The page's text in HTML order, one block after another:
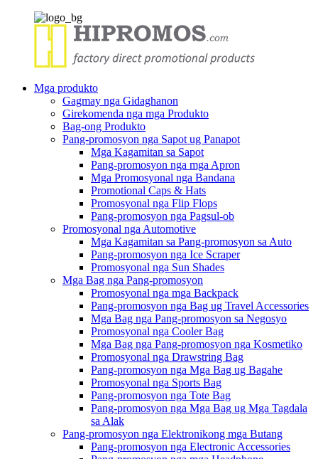
Mga produkto
Gagmay nga Gidaghanon
Girekomenda nga mga Produkto
Bag-ong Produkto
Pang-promosyon nga Sapot ug Panapot
Mga Kagamitan sa Sapot
Pang-promosyon nga mga Apron
Mga Promosyonal nga Bandana
Promotional Caps & Hats
Promosyonal nga Flip Flops
Pang-promosyon nga Pagsul-ob
Promosyonal nga Automotive
Mga Kagamitan sa Pang-promosyon sa Auto
Pang-promosyon nga Ice Scraper
Promosyonal nga Sun Shades
Mga Bag nga Pang-promosyon
Promosyonal nga mga Backpack
Pang-promosyon nga Bag ug Travel Accessories
Mga Bag nga Pang-promosyon sa Negosyo
Promosyonal nga Cooler Bag
Mga Bag nga Pang-promosyon nga Kosmetiko
Promosyonal nga Drawstring Bag
Pang-promosyon nga Mga Bag ug Bagahe
Promosyonal nga Sports Bag
Pang-promosyon nga Tote Bag
Pang-promosyon nga Mga Bag ug Mga Tagdala
sa Alak
Pang-promosyon nga Elektronikong mga Butang
Pang-promosyon nga Electronic Accessories